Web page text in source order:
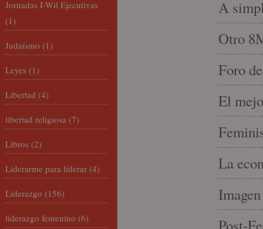
A
Otro
Foro
El
La
Jornadas I-Wil Ejecutivas
(1)
Judaísmo (1)
Leyes (1)
Libertad (4)
libertad religiosa (7)
Libros (2)
Liderarme para liderar (4)
Liderazgo (156)
liderazgo femenino (6)